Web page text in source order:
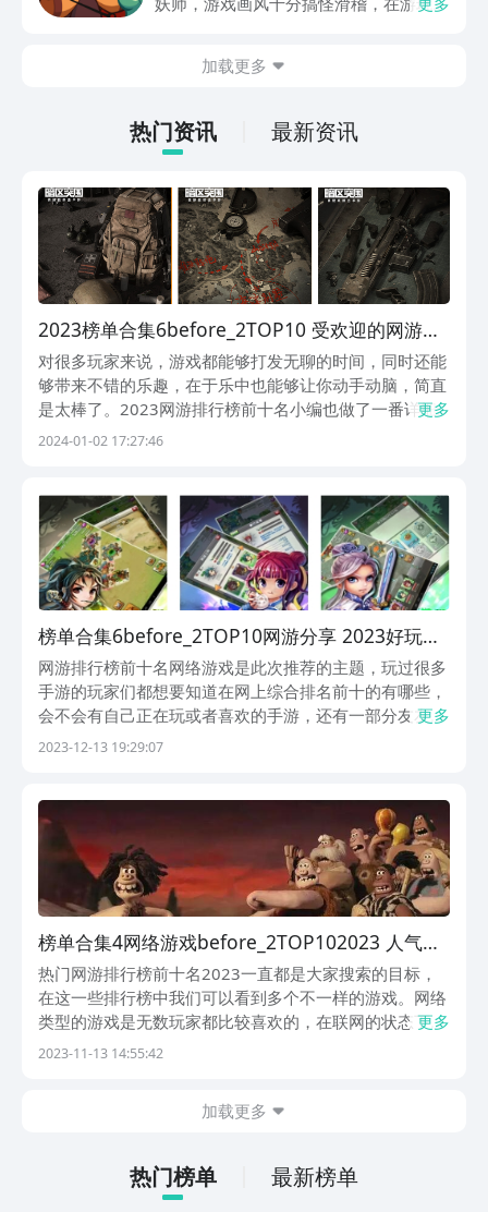
定有不少朋友感兴趣，但不知道哪里下
有性价比的APP，身后有阿里巴巴灵犀互
娱大厂支持，玩手游就到九游，海量代金
飙升的感觉。
加载更多
热门资讯 最新资讯
2023榜单合集6before_2TOP10 受欢迎的网游分
享
对很多玩家来说，游戏都能够打发无聊的时间，同时还能
够带来不错的乐趣，在于乐中也能够让你动手动脑，简直
是太棒了。2023网游排行榜前十名小编也做了一番详细
的整理，都是当前很热门的游戏，深受了不少小伙伴的喜
更多
2024-01-02 17:27:46
榜单合集6before_2TOP10网游分享 2023好玩的
网游下载合集
网游排行榜前十名网络游戏是此次推荐的主题，玩过很多
手游的玩家们都想要知道在网上综合排名前十的有哪些，
会不会有自己正在玩或者喜欢的手游，还有一部分友友们
想要了解当下爆火的手游，然后去下载尝试，那么这次小
能...
更多
2023-12-13 19:29:07
榜单合集4网络游戏before_2TOP102023 人气较
高的网游前十名
热门网游排行榜前十名2023一直都是大家搜索的目标，
在这一些排行榜中我们可以看到多个不一样的游戏。网络
类型的游戏是无数玩家都比较喜欢的，在联网的状态下可
以让大家尽情的沉浸于游戏中，下面的这几款游戏全部都
更多
2023-11-13 14:55:42
加载更多
热门榜单 最新榜单